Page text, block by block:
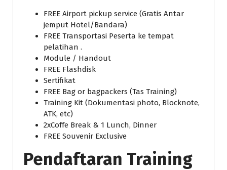
FREE Airport pickup service (Gratis Antar
jemput Hotel/Bandara)
FREE Transportasi Peserta ke tempat
pelatihan .
Module / Handout
FREE Flashdisk
Sertifikat
FREE Bag or bagpackers (Tas Training)
Training Kit (Dokumentasi photo, Blocknote,
ATK, etc)
2xCoffe Break & 1 Lunch, Dinner
FREE Souvenir Exclusive
Pendaftaran Training